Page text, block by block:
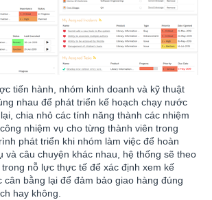
tiến hành, nhóm kinh doanh và kỹ thuật
nhau để phát triển kế hoạch chạy nước
chia nhỏ các tính năng thành các nhiệm
nhiệm vụ cho từng thành viên trong
phát triển khi nhóm làm việc để hoàn
và câu chuyện khác nhau, hệ thống sẽ theo
nỗ lực thực tế để xác định xem kế
cân bằng lại để đảm bảo giao hàng đúng
hay không.